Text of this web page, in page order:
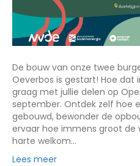
De bouw van onze twee
Oeverbos is gestart! Hoe dat
graag met jullie delen op
september. Ontdek zelf hoe
gebouwd, bewonder de
ervaar hoe immens groot de
harte welkom…
Lees meer